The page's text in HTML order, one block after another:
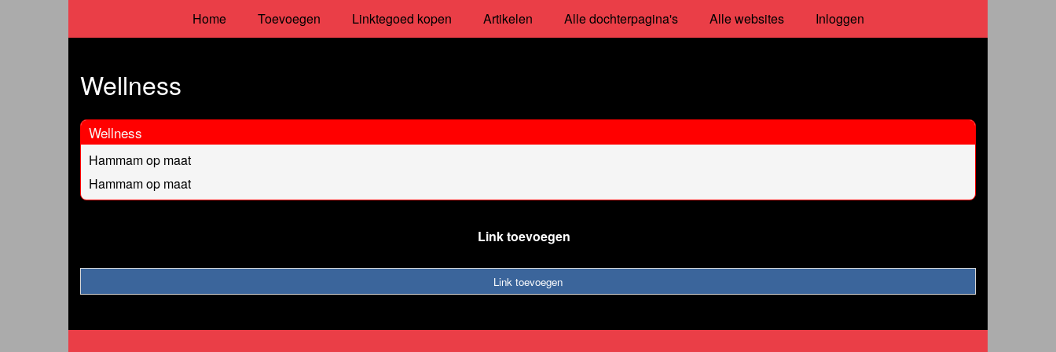
Home Toevoegen Linktegoed kopen Artikelen Alle dochterpagina's Alle websites Inloggen
Wellness
Wellness
Hammam op maat
Hammam op maat
Link toevoegen
Link toevoegen